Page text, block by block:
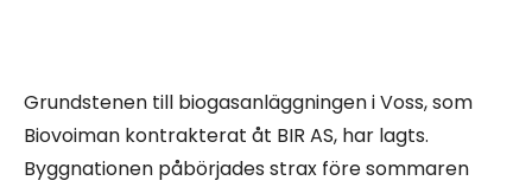
Grundstenen till biogasanläggningen i Voss, som
Biovoiman kontrakterat åt BIR AS, har lagts.
Byggnationen påbörjades strax före sommaren